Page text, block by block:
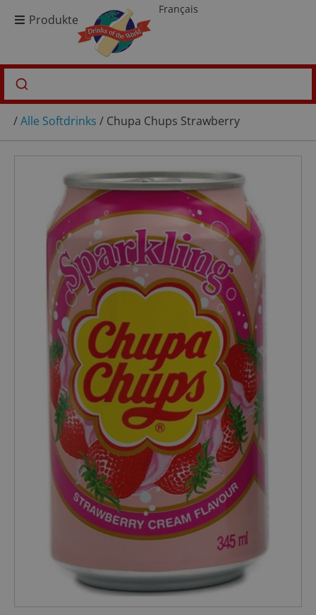
Produkte
Français
/Alle Softdrinks / Chupa Chups Strawberry